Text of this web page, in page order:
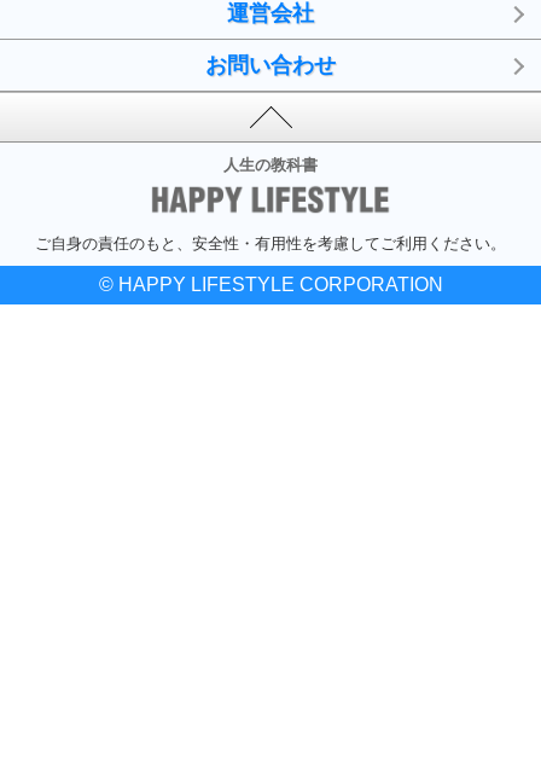
運営会社
お問い合わせ
人生の教科書
ご自身の責任のもと、安全性・有用性を考慮してご利用ください。
© HAPPY LIFESTYLE CORPORATION